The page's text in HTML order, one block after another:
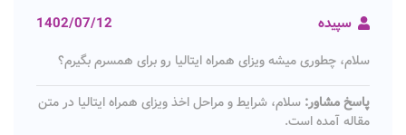
سپیده 1402/07/12
سلام، چطوری میشه ویزای همراه ایتالیا رو برای همسرم بگیرم؟
پاسخ مشاور: سلام، شرایط و مراحل اخذ ویزای همراه ایتالیا در متن
مقاله آمده است.